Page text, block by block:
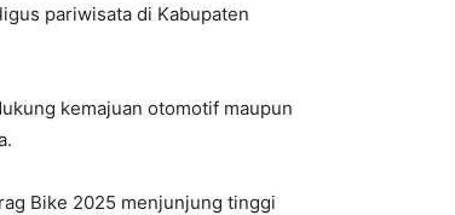
pariwisata di Kabupaten
kemajuan otomotif maupun
Bike 2025 menjunjung tinggi